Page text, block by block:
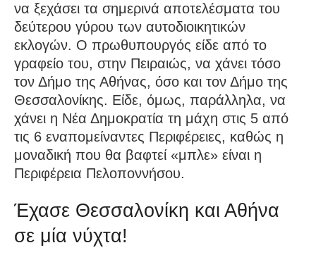
να ξεχάσει τα σημερινά αποτελέσματα του
δεύτερου γύρου των αυτοδιοικητικών
εκλογών. Ο πρωθυπουργός είδε από το
γραφείο του, στην Πειραιώς, να χάνει τόσο
τον Δήμο της Αθήνας, όσο και τον Δήμο της
Θεσσαλονίκης. Είδε, όμως, παράλληλα, να
χάνει η Νέα Δημοκρατία τη μάχη στις 5 από
τις 6 εναπομείναντες Περιφέρειες, καθώς η
μοναδική που θα βαφτεί «μπλε» είναι η
Περιφέρεια Πελοποννήσου.
Έχασε Θεσσαλονίκη και Αθήνα
σε μία νύχτα!